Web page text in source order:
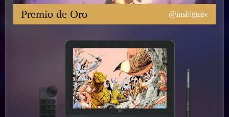
Premio de Oro @insbigtrav